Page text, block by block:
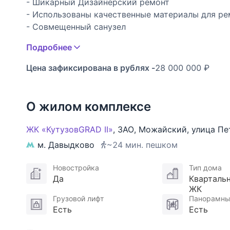
- Шикарный Дизайнерский ремонт
- Использованы качественные материалы для
- Совмещенный санузел
- Вид из окон во двор
РАСПОЛОЖЕНИЕ:
минутах от Кутузовского проспекта. Квартал
одинаково близкий к Деловому центру и
ТРАНСПОРТНАЯ ДОСТУПНОСТЬ:
В радиусе 10 км расположены Деловой центр
За 8 минут на автомобиле или общественном
метро: "Кунцевская", "Давыдково", "Славянский
С территории квартала имеются удобные
Можайское шоссе, МКАД.
Подробнее
Цена зафиксирована в рублях -28 000 000 ₽
О жилом комплексе
ЖК «КутузовGRAD II», ЗАО, Можайский, улица
м. Давыдково
~24 мин. пешком
Новостройка
Да
Тип дома
ЖК
Грузовой лифт
Есть Есть